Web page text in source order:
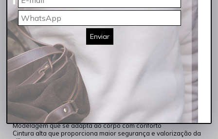
clássico da peça, tornando-a extremamenteversátile fácil de
combinar em qualquer estação.
Ideal para o trabalho, passeios, encontros ou produções mais
elaboradas, esta é aquela
calça perfeita
praticidade sem abrir mão da elegância. Uma peça de
qualidade
cheia de
charmee com um visual sempre atual.
✔ Modelagem skinny que valoriza a silhueta
✔ Cintura alta para maior conforto e sustentação
✔ Comprimento cigarrete moderno e versátil
✔ Denim com elastano para melhor mobilidade
✔ Cor clássica que combina com diversas propostas de look
✨ Por que esta calça é indispensável?
Modelagem que se adapta ao corpo com conforto
Cintura alta que proporciona maior segurança e valorização da
Enviar